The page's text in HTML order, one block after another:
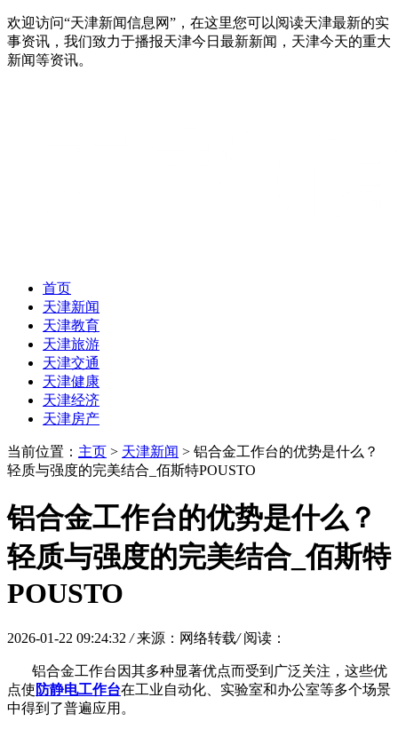
欢迎访问“天津新闻信息网”，在这里您可以阅读天津最新的实
事资讯，我们致力于播报天津今日最新新闻，天津今天的重大
新闻等资讯。
首页
天津新闻
天津教育
天津旅游
天津交通
天津健康
天津经济
天津房产
当前位置： 主页 > 天津新闻 > 铝合金工作台的优势是什么？
轻质与强度的完美结合_佰斯特POUSTO
铝合金工作台的优势是什么？
轻质与强度的完美结合_佰斯特
POUSTO
2026-01-22 09:24:32 / 来源：网络转载/ 阅读：
铝合金工作台因其多种显著优点而受到广泛关注，这些优
点使 防静电工作台在工业自动化、实验室和办公室等多个场景
中得到了普遍应用。